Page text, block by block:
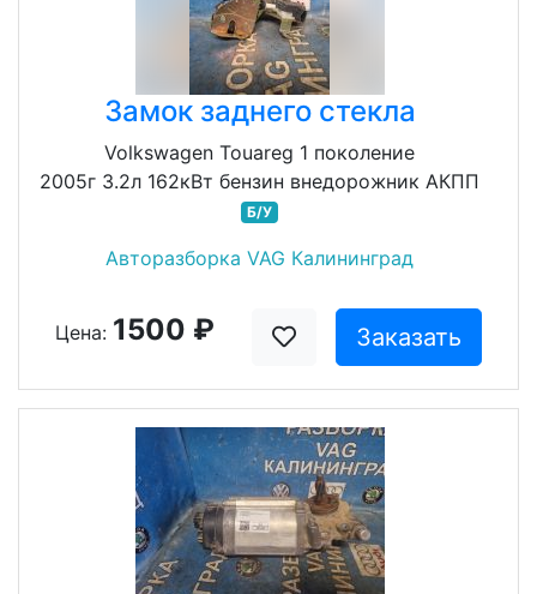
Замок заднего стекла
Volkswagen Touareg 1 поколение
2005г 3.2л 162кВт бензин внедорожник АКПП
Б/У
Авторазборка VAG Калининград
Цена: 1500 ₽ Заказать